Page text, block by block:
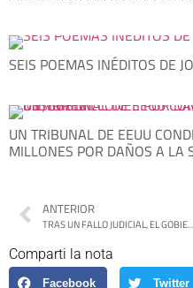
SEIS POEMAS INÉDITOS DE
UN TRIBUNAL DE EEUU
MILLONES POR DAÑOS A LA
ANTERIOR
TRAS UN FALLO JUDICIAL, EL GOBIERNO
Comparti la nota
Facebook Twitter